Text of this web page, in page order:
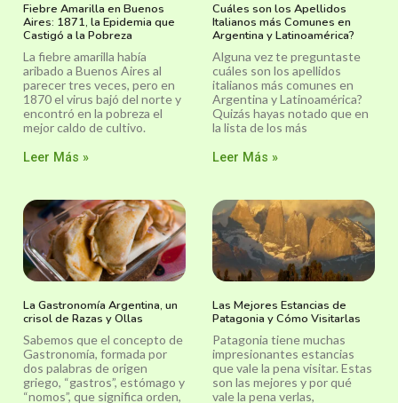
Fiebre Amarilla en Buenos
Aires: 1871, la Epidemia que
Castigó a la Pobreza
La fiebre amarilla había
aribado a Buenos Aires al
parecer tres veces, pero en
1870 el virus bajó del norte y
encontró en la pobreza el
mejor caldo de cultivo.
Leer Más »
Cuáles son los Apellidos
Italianos más Comunes en
Argentina y Latinoamérica?
Alguna vez te preguntaste
cuáles son los apellidos
italianos más comunes en
Argentina y Latinoamérica?
Quizás hayas notado que en
la lista de los más
Leer Más »
La Gastronomía Argentina, un
crisol de Razas y Ollas
Sabemos que el concepto de
Gastronomía, formada por
dos palabras de origen
griego, “gastros”, estómago y
“nomos”, que significa orden,
Las Mejores Estancias de
Patagonia y Cómo Visitarlas
Patagonia tiene muchas
impresionantes estancias
que vale la pena visitar. Estas
son las mejores y por qué
vale la pena verlas,